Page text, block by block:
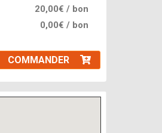
20,00€ / bon
0,00€ / bon
COMMANDER